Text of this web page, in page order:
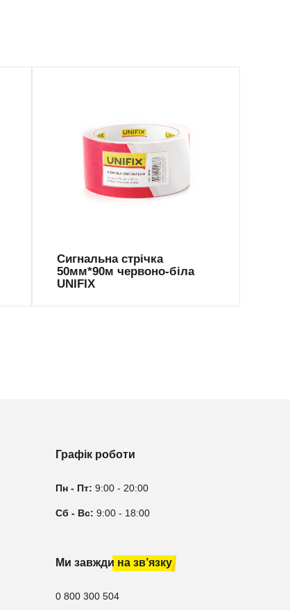
Сигнальна стрічка
50мм*90м червоно-біла
UNIFIX
SGL-5090
Графік роботи
Пн - Пт: 9:00 - 20:00
Сб - Вс: 9:00 - 18:00
Ми завжди на зв’язку
0 800 300 504